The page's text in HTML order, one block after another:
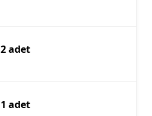
2 adet
1 adet